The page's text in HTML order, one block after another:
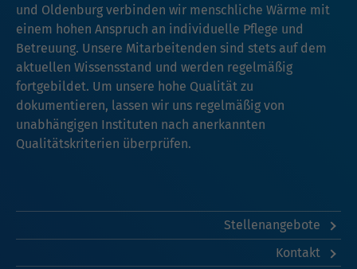
und Oldenburg verbinden wir menschliche Wärme mit
einem hohen Anspruch an individuelle Pflege und
Betreuung. Unsere Mitarbeitenden sind stets auf dem
aktuellen Wissensstand und werden regelmäßig
fortgebildet. Um unsere hohe Qualität zu
dokumentieren, lassen wir uns regelmäßig von
unabhängigen Instituten nach anerkannten
Qualitätskriterien überprüfen.
Stellenangebote
Kontakt